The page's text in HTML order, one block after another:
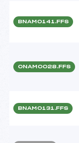
BNAM0141.FFS
ONAM0028.FFS
BNAM0131.FFS